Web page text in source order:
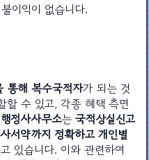
이익이 없습니다.
통해 복수국적자가 되는 것
할 수 있고, 각종 혜택 측면
정사사무소는국적상실신고
서약까지 정확하고 개인별
있습니다. 이와 관련하여